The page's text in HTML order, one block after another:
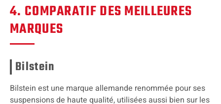
4. COMPARATIF DES MEILLEURES
MARQUES
Bilstein
Bilstein est une marque allemande renommée pour ses
suspensions de haute qualité, utilisées aussi bien sur les